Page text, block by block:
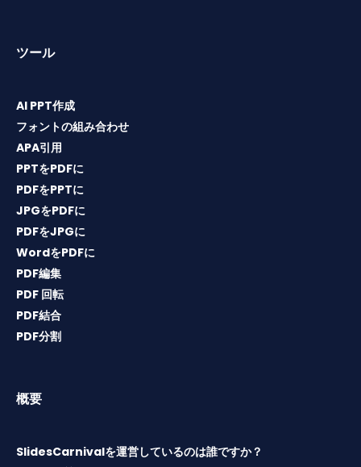
ツール
AI PPT作成
フォントの組み合わせ
APA引用
PPTをPDFに
PDFをPPTに
JPGをPDFに
PDFをJPGに
WordをPDFに
PDF編集
PDF 回転
PDF結合
PDF分割
概要
SlidesCarnivalを運営しているのは誰ですか？